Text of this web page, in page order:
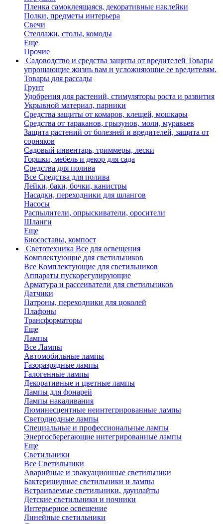
Пленка самоклеящаяся, декоративные наклейки
Полки, предметы интерьера
Свечи
Стеллажи, столы, комоды
Еще
Прочие
Садоводство и средства защиты от вредителей Товары
упрощающие жизнь вам и усложняющие ее вредителям.
Товары для рассады
Грунт
Удобрения для растений, стимуляторы роста и развития
Укрывной материал, парники
Средства защиты от комаров, клещей, мошкары
Средства от тараканов, грызунов, моли, муравьев
Защита растений от болезней и вредителей, защита от
сорняков
Садовый инвентарь, триммеры, лески
Горшки, мебель и декор для сада
Средства для полива
Все Средства для полива
Лейки, баки, бочки, канистры
Насадки, переходники для шлангов
Насосы
Распылители, опрыскиватели, оросители
Шланги
Еще
Биосоставы, компост
Светотехника Все для освещения
Комплектующие для светильников
Все Комплектующие для светильников
Аппараты пускорегулирующие
Арматура и рассеиватели для светильников
Датчики
Патроны, переходники для цоколей
Плафоны
Трансформаторы
Еще
Лампы
Все Лампы
Автомобильные лампы
Газоразрядные лампы
Галогенные лампы
Декоративные и цветные лампы
Лампы для фонарей
Лампы накаливания
Люминесцентные неинтегрированные лампы
Светодиодные лампы
Специальные и профессиональные лампы
Энергосберегающие интегрированные лампы
Еще
Светильники
Все Светильники
Аварийные и эвакуационные светильники
Бактерицидные светильники и лампы
Встраиваемые светильники, даунлайты
Детские светильники и ночники
Интерьерное освещение
Линейные светильники